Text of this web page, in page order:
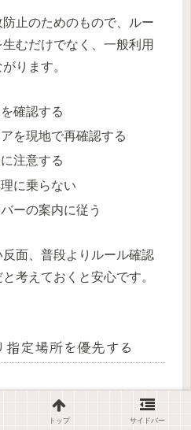
止のためのもので、ルー
むだけでなく、一般利用
ります。
確認する
を現地で再確認する
注意する
に乗らない
ーの案内に従う
面、普段よりルール確認
考えておくと安心です。
定場所を優先する
、海まで近い場所に車を止
では駐車マナーが特に重要
トップ サイドバー